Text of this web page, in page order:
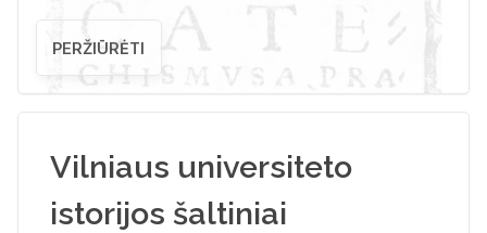
PERŽIŪRĖTI
Vilniaus universiteto
istorijos šaltiniai